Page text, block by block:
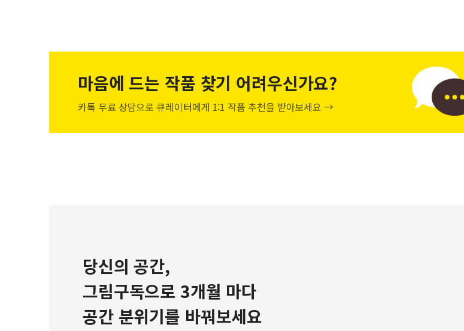
마음에 드는 작품 찾기 어려우신가요?
카톡 무료 상담으로 큐레이터에게 1:1 작품 추천을 받아보세요 →
당신의 공간,
그림구독으로 3개월 마다
공간 분위기를 바꿔보세요